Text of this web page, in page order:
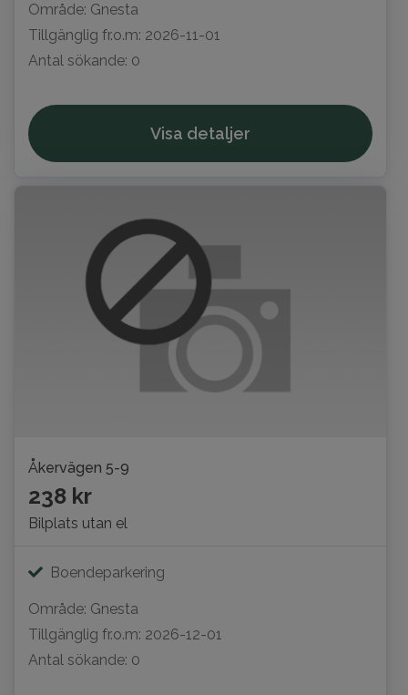
Område: Gnesta
Tillgänglig fr.o.m: 2026-11-01
Antal sökande: 0
Visa detaljer
Åkervägen 5-9
238 kr
Bilplats utan el
Boendeparkering
Område: Gnesta
Tillgänglig fr.o.m: 2026-12-01
Antal sökande: 0